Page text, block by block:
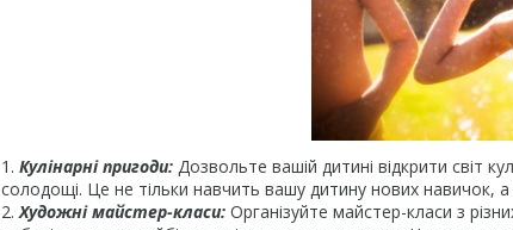
Кулінарні пригоди: Дозвольте вашій дитині відкрити світ
солодощі. Це не тільки навчить вашу дитину нових навичок,
Художні майстер-класи: Організуйте майстер-класи з